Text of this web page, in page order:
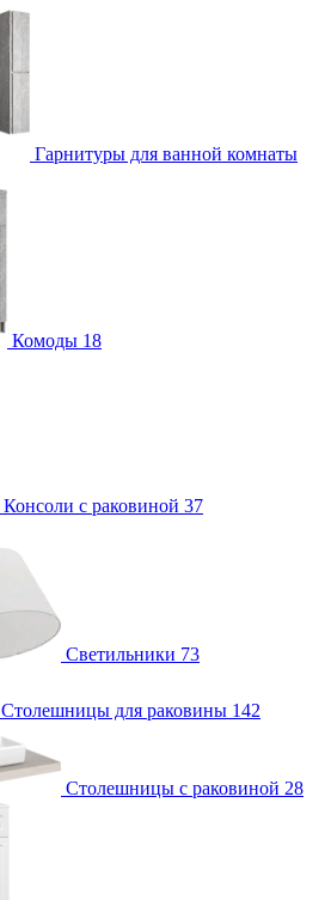
Гарнитуры для ванной комнаты
Комоды 18
Консоли с раковиной 37
Светильники 73
Столешницы для раковины 142
Столешницы с раковиной 28